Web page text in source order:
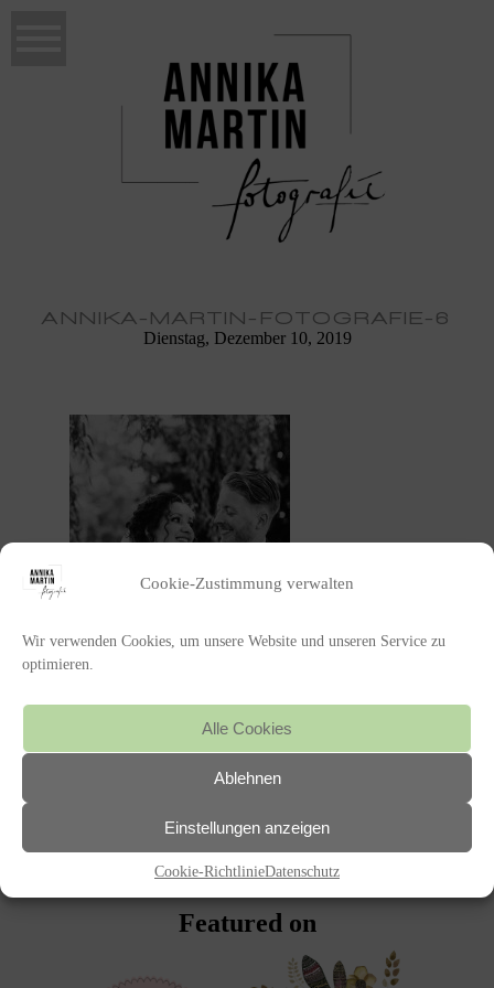
Cookie-Zustimmung verwalten
Wir verwenden Cookies, um unsere Website und unseren Service zu
optimieren.
Alle Cookies
Ablehnen
Einstellungen anzeigen
Cookie-RichtlinieDatenschutz
ANNIKA-MARTIN-FOTOGRAFIE-6
Dienstag, Dezember 10, 2019
ALICE UND CHRISTIAN
Featured on